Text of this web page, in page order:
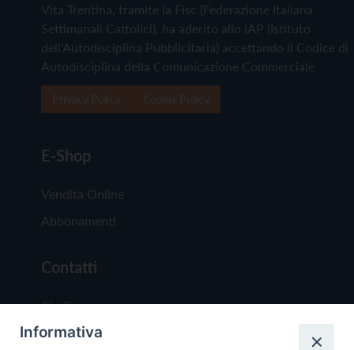
Vita Trentina, tramite la Fisc (Federazione Italiana
Settimanali Cattolici), ha aderito allo IAP (Istituto
dell'Autodisciplina Pubblicitaria) accettando il Codice di
Autodisciplina della Comunicazione Commerciale
E-Shop
Vendita Online
Abbonamenti
Contatti
Chi Siamo
Redazione
Informativa